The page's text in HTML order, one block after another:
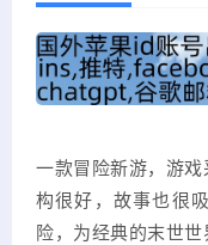
一款冒险新游，游
构很好，故事也很
险，为经典的末世